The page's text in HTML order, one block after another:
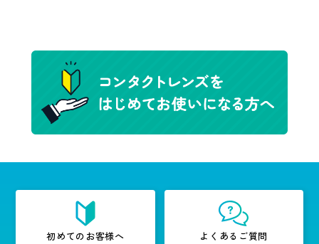
初めてのお客様へ よくあるご質問